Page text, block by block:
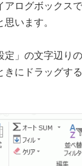
アログボックス
います。
定」の文字辺り
きにドラッグす